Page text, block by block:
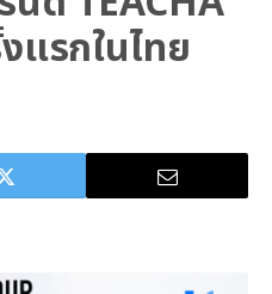
แรกในไทย